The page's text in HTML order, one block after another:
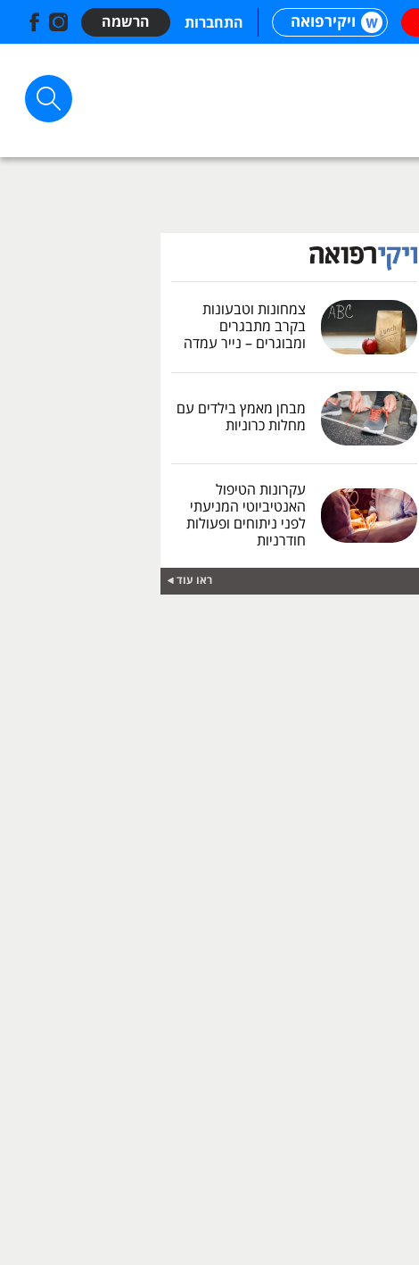
ויקירפואה התחברות הרשמה
צמחונות וטבעונות
בקרב מתבגרים
ומבוגרים – נייר עמדה
מבחן מאמץ בילדים עם
מחלות כרוניות
עקרונות הטיפול
האנטיביוטי המניעתי
לפני ניתוחים ופעולות
חודרניות
ראו עוד